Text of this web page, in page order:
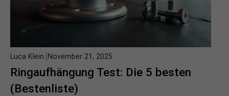
Ringaufhängung Test: Die 5 besten
(Bestenliste)
Luca Klein November 21, 2025